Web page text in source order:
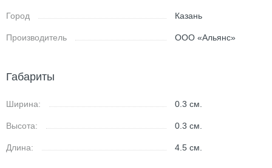
Город Казань
Производитель ООО «Альянс»
Габариты
Ширина: 0.3см.
Высота: 0.3см.
Длина: 4.5см.